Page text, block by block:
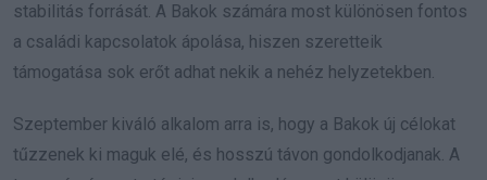
stabilitás forrását. A Bakok számára most különösen fontos
a családi kapcsolatok ápolása, hiszen szeretteik
támogatása sok erőt adhat nekik a nehéz helyzetekben.
Szeptember kiváló alkalom arra is, hogy a Bakok új célokat
tűzzenek ki maguk elé, és hosszú távon gondolkodjanak. A